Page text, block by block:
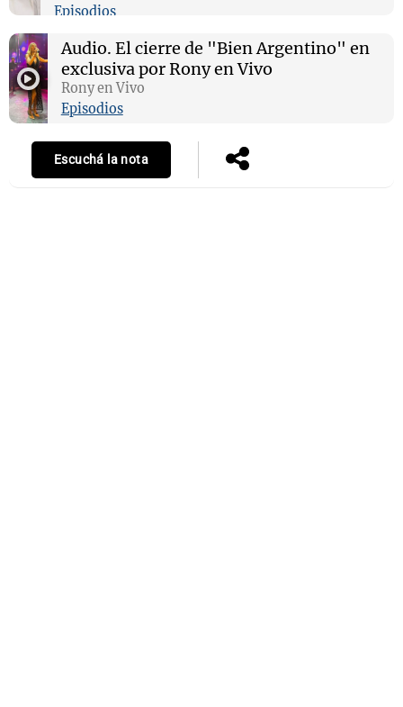
Episodios
Audio. El cierre de "Bien Argentino" en
exclusiva por Rony en Vivo
Rony en Vivo
Episodios
Escuchá la nota